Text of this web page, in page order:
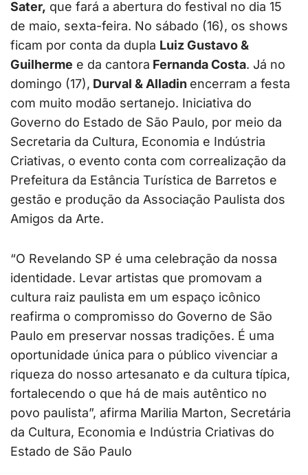
Sater, que fará a abertura do festival no dia 15
de maio, sexta-feira. No sábado (16), os shows
ficam por conta da dupla Luiz Gustavo &
Guilherme e da cantora Fernanda Costa. Já no
domingo (17), Durval & Alladin encerram a festa
com muito modão sertanejo. Iniciativa do
Governo do Estado de São Paulo, por meio da
Secretaria da Cultura, Economia e Indústria
Criativas, o evento conta com correalização da
Prefeitura da Estância Turística de Barretos e
gestão e produção da Associação Paulista dos
Amigos da Arte.
“O Revelando SP é uma celebração da nossa
identidade. Levar artistas que promovam a
cultura raiz paulista em um espaço icônico
reafirma o compromisso do Governo de São
Paulo em preservar nossas tradições. É uma
oportunidade única para o público vivenciar a
riqueza do nosso artesanato e da cultura típica,
fortalecendo o que há de mais autêntico no
povo paulista”, afirma Marilia Marton, Secretária
da Cultura, Economia e Indústria Criativas do
Estado de São Paulo